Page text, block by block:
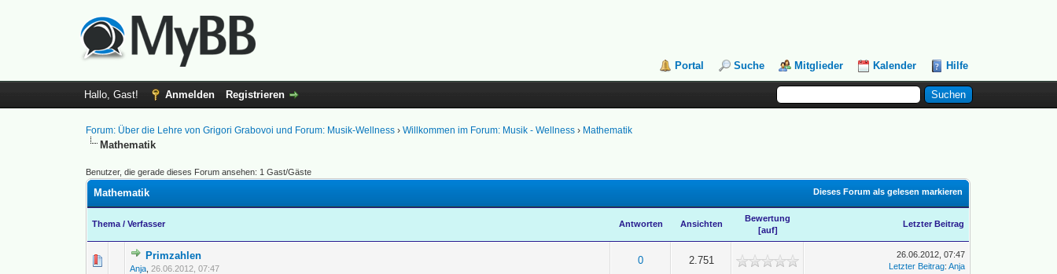
Portal Suche Mitglieder Kalender Hilfe
Hallo, Gast! Anmelden Registrieren
Forum: Über die Lehre von Grigori Grabovoi und Forum: Musik-Wellness ›Willkommen im Forum: Musik - Wellness › Mathematik
Mathematik
Benutzer, die gerade dieses Forum ansehen: 1 Gast/Gäste
Dieses Forum als gelesen markieren
Mathematik
Thema /Verfasser Antworten Ansichten
Bewertung
[auf]
Letzter Beitrag
Primzahlen
Anja ,26.06.2012, 07:47
0 2.751
26.06.2012, 07:47
Letzter Beitrag:Anja